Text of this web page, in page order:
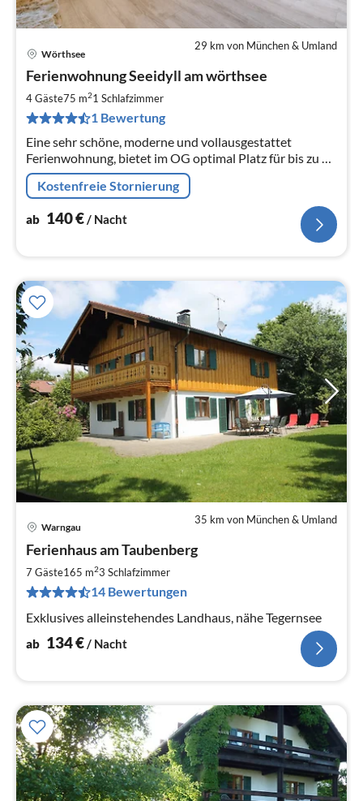
29 km von München & Umland
Wörthsee
Ferienwohnung Seeidyll am wörthsee
4 Gäste75 m21 Schlafzimmer
1 Bewertung
Eine sehr schöne, moderne und vollausgestattet
Ferienwohnung, bietet im OG optimal Platz für bis zu 4
Personen.
Kostenfreie Stornierung
ab 140€/ Nacht
35 km von München & Umland
Warngau
Ferienhaus am Taubenberg
7 Gäste165 m23 Schlafzimmer
14 Bewertungen
Exklusives alleinstehendes Landhaus, nähe Tegernsee
ab 134€/ Nacht